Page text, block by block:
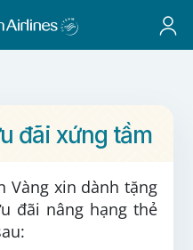
đãi xứng tầm
Vàng xin dành tặng
đãi nâng hạng thẻ